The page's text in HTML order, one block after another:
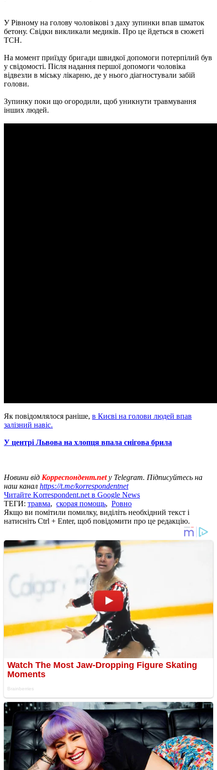
У Рівному на голову чоловікові з даху зупинки впав шматок
бетону. Свідки викликали медиків. Про це йдеться в сюжеті
ТСН.
На момент приїзду бригади швидкої допомоги потерпілий був
у свідомості. Після надання першої допомоги чоловіка
відвезли в міську лікарню, де у нього діагностували забій
голови.
Зупинку поки що огородили, щоб уникнути травмування
інших людей.
Як повідомлялося раніше, в Києві на голови людей впав
залізний навіс.
У центрі Львова на хлопця впала снігова брила
Новини від Корреспондент.netу Telegram. Підписуйтесь на
наш канал https://t.me/korrespondentnet
Читайте Korrespondent.net в Google News
ТЕГИ: травма, скорая помощь, Ровно
Якщо ви помітили помилку, виділіть необхідний текст і
натисніть Ctrl + Enter, щоб повідомити про це редакцію.